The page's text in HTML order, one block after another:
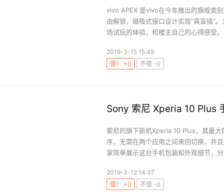
vivo APEX 是vivo在今年推出的旗舰类
由解锁，磁吸式接口设计实现“真盲插”
场试玩的体验，和楼主自己的心得感受
2019-3-15 15:49
值！ +0
不值 -0
Sony 索尼 Xperia 10 Plus
索尼的旗下新机Xperia 10 Plus，其最
序，无需在两个应用之间来回切换，并
家简单展示这台手机包装和外观细节，
2019-3-12 14:37
值！ +0
不值 -0